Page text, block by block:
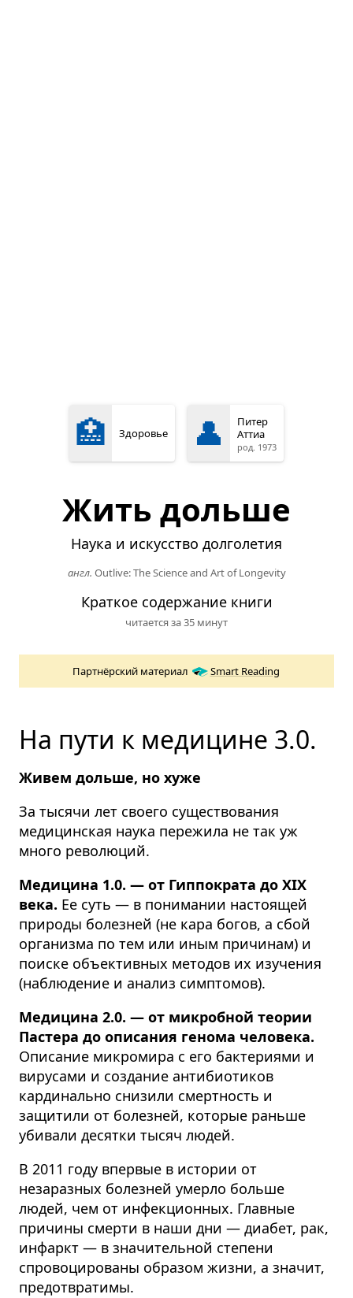
🏥 Здоровье 👤
Питер
Аттиа
род. 1973
Жить дольше
Наука и искусство долголетия
англ. Outlive: The Science and Art of Longevity
Краткое содержание книги
читается за 35 минут
Партнёрский материал Smart Reading
На пути к медицине 3.0.
Живем дольше, но хуже
За тысячи лет своего существования
медицинская наука пережила не так уж
много революций.
Медицина 1.0. — от Гиппократа до XIX
века. Ее суть — в понимании настоящей
природы болезней (не кара богов, а сбой
организма по тем или иным причинам) и
поиске объективных методов их изучения
(наблюдение и анализ симптомов).
Медицина 2.0. — от микробной теории
Пастера до описания генома человека.
Описание микромира с его бактериями и
вирусами и создание антибиотиков
кардинально снизили смертность и
защитили от болезней, которые раньше
убивали десятки тысяч людей.
В 2011 году впервые в истории от
незаразных болезней умерло больше
людей, чем от инфекционных. Главные
причины смерти в наши дни — диабет, рак,
инфаркт — в значительной степени
спровоцированы образом жизни, а значит,
предотвратимы.